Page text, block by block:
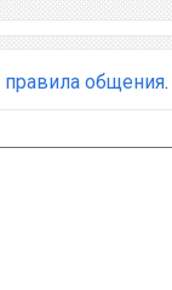
правила общения.